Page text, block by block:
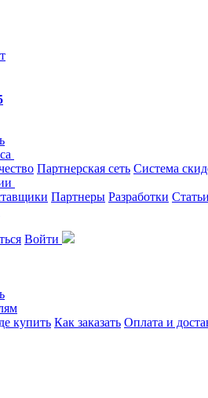
Партнерская сеть Система
Партнеры Разработки Статьи
Войти
купить Как заказать Оплата и